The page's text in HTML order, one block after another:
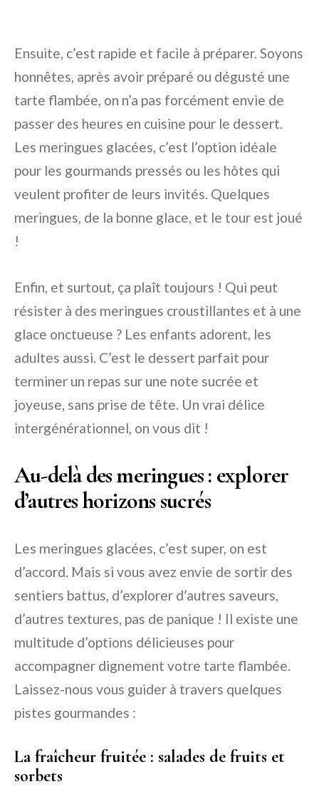
Ensuite, c’est rapide et facile à préparer. Soyons
honnêtes, après avoir préparé ou dégusté une
tarte flambée, on n’a pas forcément envie de
passer des heures en cuisine pour le dessert.
Les meringues glacées, c’est l’option idéale
pour les gourmands pressés ou les hôtes qui
veulent profiter de leurs invités. Quelques
meringues, de la bonne glace, et le tour est joué
!
Enfin, et surtout, ça plaît toujours ! Qui peut
résister à des meringues croustillantes et à une
glace onctueuse ? Les enfants adorent, les
adultes aussi. C’est le dessert parfait pour
terminer un repas sur une note sucrée et
joyeuse, sans prise de tête. Un vrai délice
intergénérationnel, on vous dit !
Au-delà des meringues : explorer
d’autres horizons sucrés
Les meringues glacées, c’est super, on est
d’accord. Mais si vous avez envie de sortir des
sentiers battus, d’explorer d’autres saveurs,
d’autres textures, pas de panique ! Il existe une
multitude d’options délicieuses pour
accompagner dignement votre tarte flambée.
Laissez-nous vous guider à travers quelques
pistes gourmandes :
La fraîcheur fruitée : salades de fruits et
sorbets